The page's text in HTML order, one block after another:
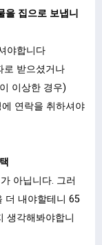
집으로 보냅니
야합니다
로 받으셨거나
이상한 경우)
연락을 취하셔야
아닙니다. 그러
더 내야할테니 65
생각해봐야합니